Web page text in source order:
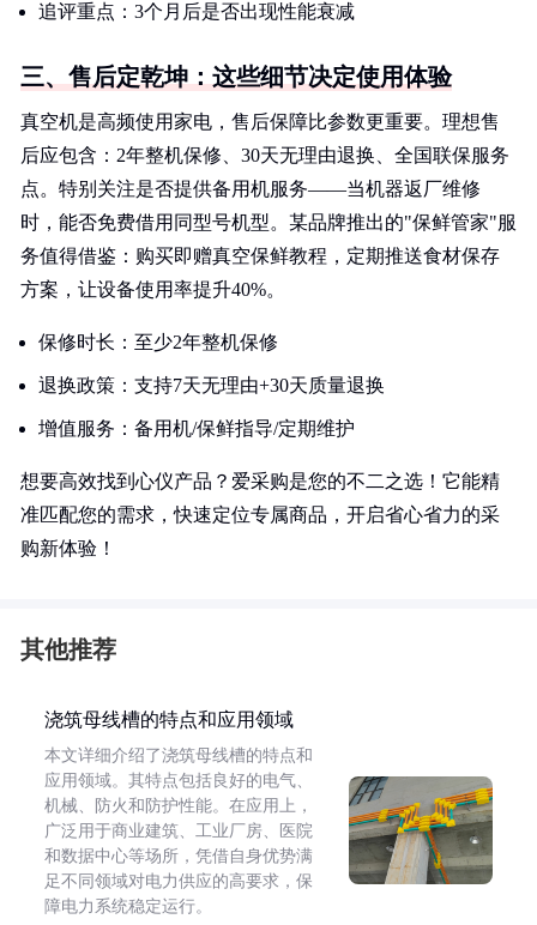
追评重点：3个月后是否出现性能衰减
三、售后定乾坤：这些细节决定使用体验
真空机是高频使用家电，售后保障比参数更重要。理想售
后应包含：2年整机保修、30天无理由退换、全国联保服务
点。特别关注是否提供备用机服务——当机器返厂维修
时，能否免费借用同型号机型。某品牌推出的"保鲜管家"服
务值得借鉴：购买即赠真空保鲜教程，定期推送食材保存
方案，让设备使用率提升40%。
保修时长：至少2年整机保修
退换政策：支持7天无理由+30天质量退换
增值服务：备用机/保鲜指导/定期维护
想要高效找到心仪产品？爱采购是您的不二之选！它能精
准匹配您的需求，快速定位专属商品，开启省心省力的采
购新体验！
其他推荐
浇筑母线槽的特点和应用领域
本文详细介绍了浇筑母线槽的特点和
应用领域。其特点包括良好的电气、
机械、防火和防护性能。在应用上，
广泛用于商业建筑、工业厂房、医院
和数据中心等场所，凭借自身优势满
足不同领域对电力供应的高要求，保
障电力系统稳定运行。